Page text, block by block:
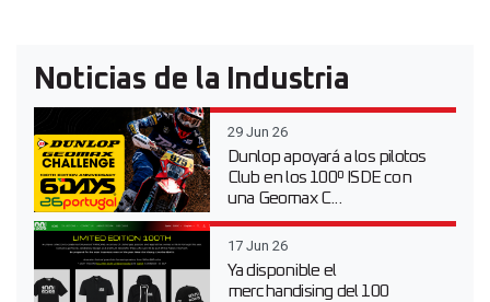
Noticias de la Industria
29 Jun 26
Dunlop apoyará a los pilotos
Club en los 100º ISDE con
una Geomax C...
17 Jun 26
Ya disponible el
merchandising del 100